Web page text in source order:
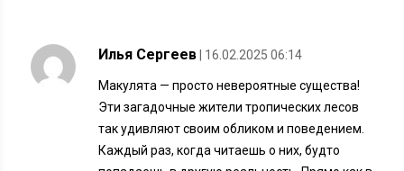
Илья Сергеев | 16.02.2025 06:14
Макулята — просто невероятные существа!
Эти загадочные жители тропических лесов
так удивляют своим обликом и поведением.
Каждый раз, когда читаешь о них, будто